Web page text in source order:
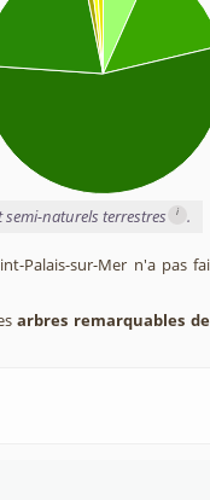
semi-naturels terrestres i .
Palais-sur-Mer n'a pas
arbres remarquables